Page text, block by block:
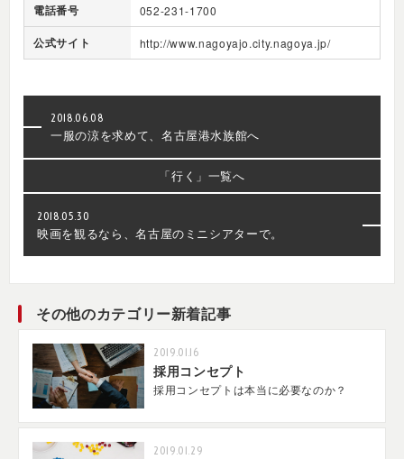
電話番号 052-231-1700
公式サイト http://www.nagoyajo.city.nagoya.jp/
2018.06.08
一服の涼を求めて、名古屋港水族館へ
「行く」 一覧へ
2018.05.30
映画を観るなら、名古屋のミニシアターで。
その他のカテゴリー新着記事
2019.01.16
採用コンセプト
採用コンセプトは本当に必要なのか？
2019.01.29